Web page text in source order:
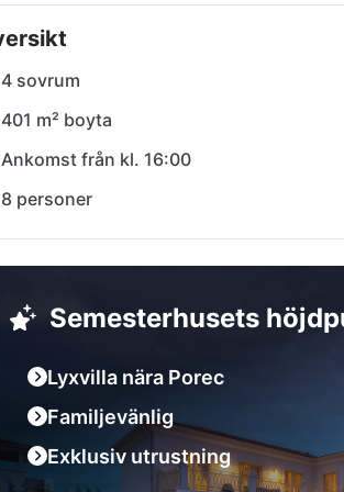
kulinariska upplevelser kan du besöka
Pirate, medan snabbköpet Plodine
Vrsar och Rovinj inom räckhåll
4 sovrum
401 m² boyta
Ankomst från kl. 16:00
8 personer
Semesterhusets
Lyxvilla nära Porec
Familjevänlig
Exklusiv utrustning